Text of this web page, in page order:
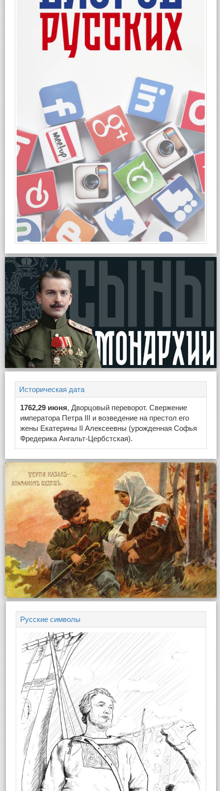
Историческая дата
1762,29 июня, Дворцовый переворот. Свержение
императора Петра III и возведение на престол его
жены Екатерины II Алексеевны (урожденная Софья
Фредерика Ангальт-Цербстская).
Русские символы